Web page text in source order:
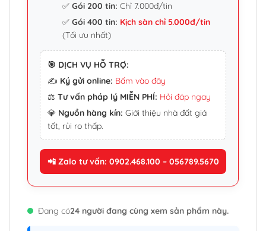
✅Gói 200 tin: Chỉ 7.000đ/tin
✅Gói 400 tin: Kịch sàn chỉ 5.000đ/tin
(Tối ưu nhất)
🎯 DỊCH VỤ HỖ TRỢ:
✍️ Ký gửi online: Bấm vào đây
⚖️ Tư vấn pháp lý MIỄN PHÍ: Hỏi đáp ngay
💎 Nguồn hàng kín: Giới thiệu nhà đất giá
tốt, rủi ro thấp.
📲 Zalo tư vấn: 0902.468.100 – 056789.5670
Đang có24 người đang cùng xem sản phẩm này.